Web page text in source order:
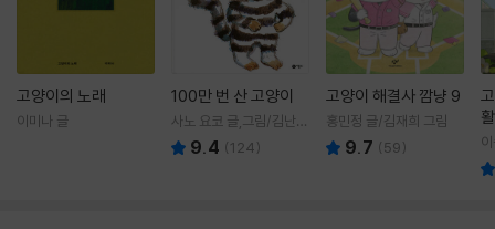
고양이의 노래
이미나 글
100만 번 산 고양이
사노 요코 글,그림/김난주
역 9.4 (124)
고양이 해결사 깜냥 9
홍민정 글/김재희 그림
9.7 (59)